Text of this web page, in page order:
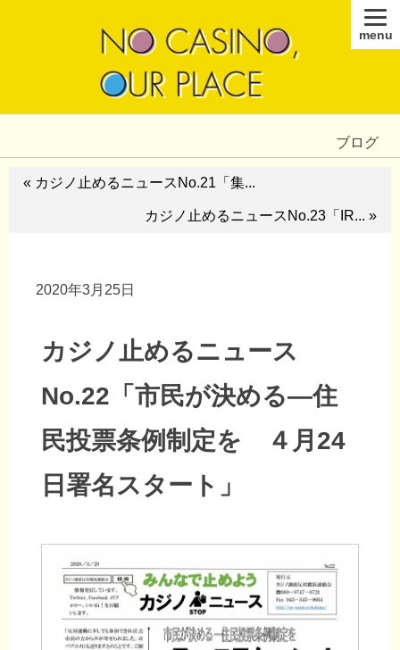
ブログ
« カジノ止めるニュースNo.21「集...
カジノ止めるニュースNo.23「IR... »
2020年3月25日
カジノ止めるニュース
No.22「市民が決める―住
民投票条例制定を ４月24
日署名スタート」
menu